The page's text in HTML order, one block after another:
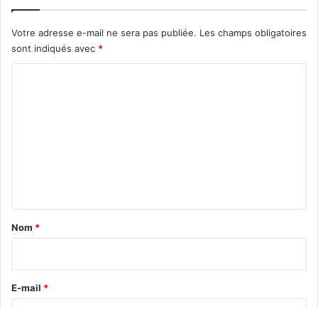
Votre adresse e-mail ne sera pas publiée. Les champs obligatoires
sont indiqués avec *
a
e
Nom *
E-mail *